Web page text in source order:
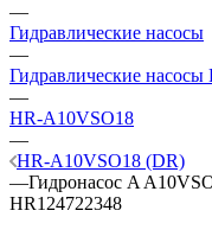
—
Гидравлические насосы
—
Гидравлические
—
HR-A10VSO18
—
HR-A10VSO18 (DR)
—Гидронасос A
HR124722348